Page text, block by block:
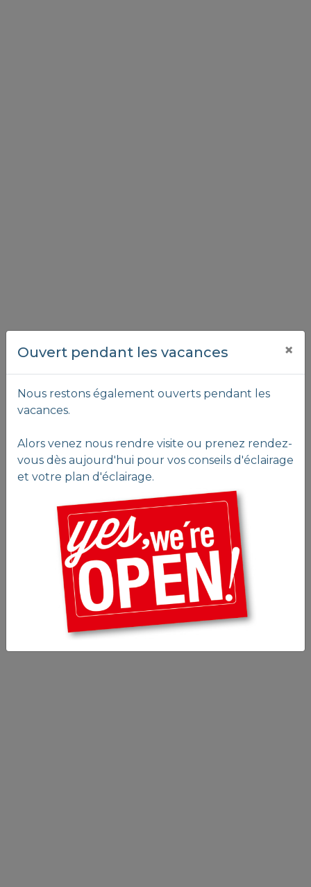
Ouvert pendant les vacances ×
Nous restons également ouverts pendant les
vacances.
Alors venez nous rendre visite ou prenez rendez-
vous dès aujourd'hui pour vos conseils d'éclairage
et votre plan d'éclairage.